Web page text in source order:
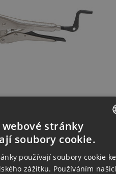
Strong Grip [PDB80]
Přidat do košíku
ENGLISH
GERMAN
webové stránky
soubory cookie.
používají soubory cookie ke
zážitku. Používáním